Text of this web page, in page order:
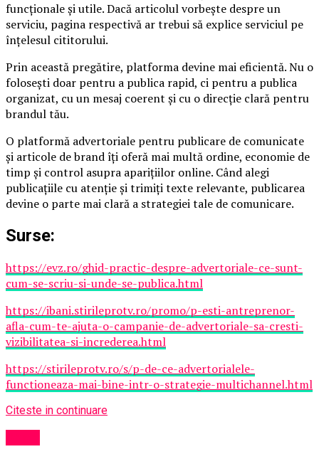
funcționale și utile. Dacă articolul vorbește despre un
serviciu, pagina respectivă ar trebui să explice serviciul pe
înțelesul cititorului.
Prin această pregătire, platforma devine mai eficientă. Nu o
folosești doar pentru a publica rapid, ci pentru a publica
organizat, cu un mesaj coerent și cu o direcție clară pentru
brandul tău.
O platformă advertoriale pentru publicare de comunicate
și articole de brand îți oferă mai multă ordine, economie de
timp și control asupra aparițiilor online. Când alegi
publicațiile cu atenție și trimiți texte relevante, publicarea
devine o parte mai clară a strategiei tale de comunicare.
Surse:
https://evz.ro/ghid-practic-despre-advertoriale-ce-sunt-
cum-se-scriu-si-unde-se-publica.html
https://ibani.stirileprotv.ro/promo/p-esti-antreprenor-
afla-cum-te-ajuta-o-campanie-de-advertoriale-sa-cresti-
vizibilitatea-si-increderea.html
https://stirileprotv.ro/s/p-de-ce-advertorialele-
functioneaza-mai-bine-intr-o-strategie-multichannel.html
Citeste in continuare